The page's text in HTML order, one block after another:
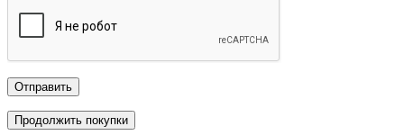
Отправить
Продолжить покупки